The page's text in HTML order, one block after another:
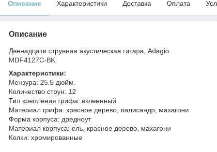
Описание Характеристики Доставка Оплата
Описание
Двенадцати струнная акустическая гитара, Adagio
MDF4127C-BK.
Характеристики:
Мензура: 25.5 дюйм.
Количество струн: 12
Тип крепления грифа: вклеенный
Материал грифа: красное дерево, палисандр, махагони
Форма корпуса: дредноут
Материал корпуса: ель, красное дерево, махагони
Колки: хромированные